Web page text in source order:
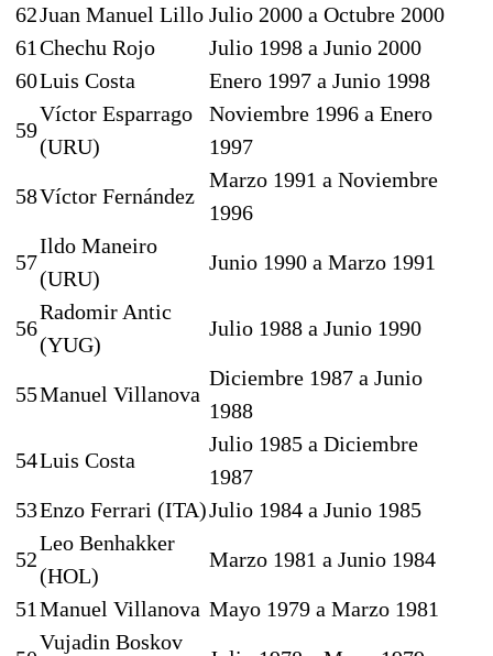
62Juan Manuel Lillo Julio 2000 a Octubre 2000
61 Chechu Rojo
Julio 1998 a Junio 2000
60Luis Costa Enero 1997 a Junio 1998
59
Víctor Esparrago
(URU)
Noviembre 1996 a Enero
1997
58Víctor Fernández
Marzo 1991 a Noviembre
1996
57
Ildo Maneiro
(URU)
Junio 1990 a Marzo 1991
56
Radomir Antic
(YUG)
Julio 1988 a Junio 1990
55Manuel Villanova
Diciembre 1987 a Junio
1988
54Luis Costa
Julio 1985 a Diciembre
1987
53Enzo Ferrari (ITA)Julio 1984 a Junio 1985
52
Leo Benhakker
(HOL)
Marzo 1981 a Junio 1984
51 Manuel Villanova Mayo 1979 a Marzo 1981
Vujadin Boskov